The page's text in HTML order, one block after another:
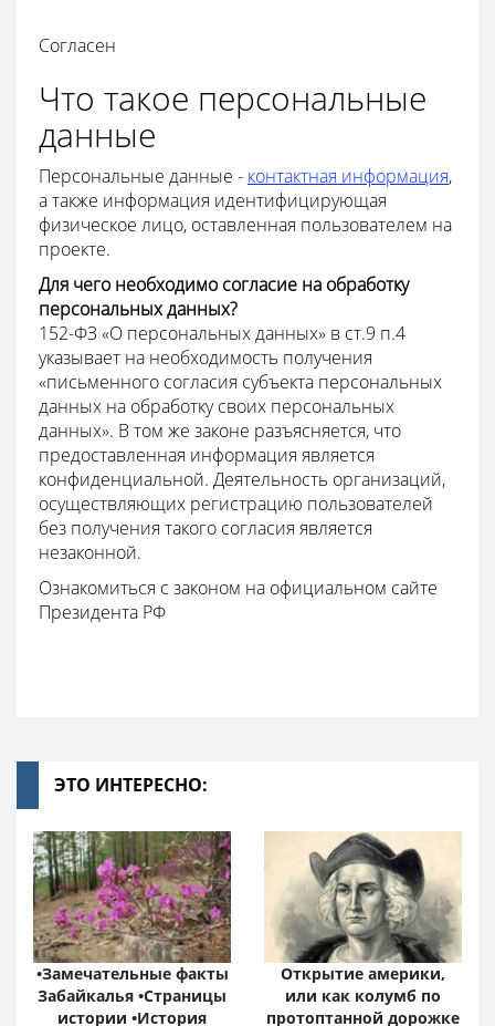
Согласен
Что такое персональные
данные
Персональные данные - контактная информация,
а также информация идентифицирующая
физическое лицо, оставленная пользователем на
проекте.
Для чего необходимо согласие на обработку
персональных данных?
152-ФЗ «О персональных данных» в ст.9 п.4
указывает на необходимость получения
«письменного согласия субъекта персональных
данных на обработку своих персональных
данных». В том же законе разъясняется, что
предоставленная информация является
конфиденциальной. Деятельность организаций,
осуществляющих регистрацию пользователей
без получения такого согласия является
незаконной.
Ознакомиться с законом на официальном сайте
Президента РФ
ЭТО ИНТЕРЕСНО:
•Замечательные факты
Забайкалья •Страницы
истории •История
Открытие америки,
или как колумб по
протоптанной дорожке